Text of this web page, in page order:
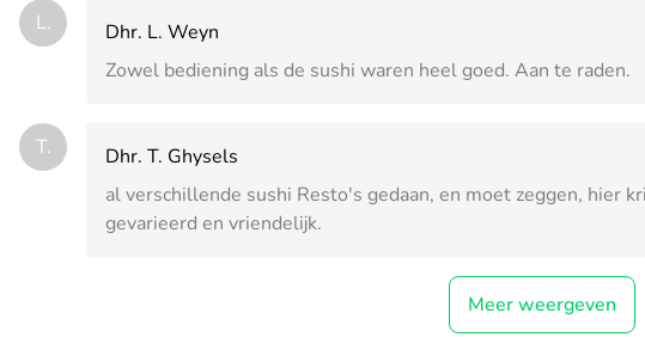
L.
Dhr. L. Weyn
Zowel bediening als de sushi waren heel goed. Aan te raden.
T.
Dhr. T. Ghysels
al verschillende sushi Resto's gedaan, en moet zeggen, hier
gevarieerd en vriendelijk.
Meer weergeven